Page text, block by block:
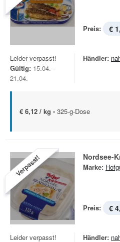
Preis: €
Leider verpasst!
Gültig: 15.04. -
21.04.
Händler:
€ 6,12 / kg - 325-g-Dose
Verpasst! Nordsee-
Marke:
Preis: €
Leider verpasst!
Händler: